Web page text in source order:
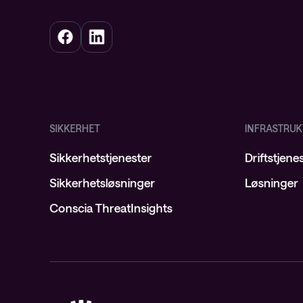
SIKKERHET
Sikkerhetstjenester
Sikkerhetsløsninger
Conscia ThreatInsights
Løsninger